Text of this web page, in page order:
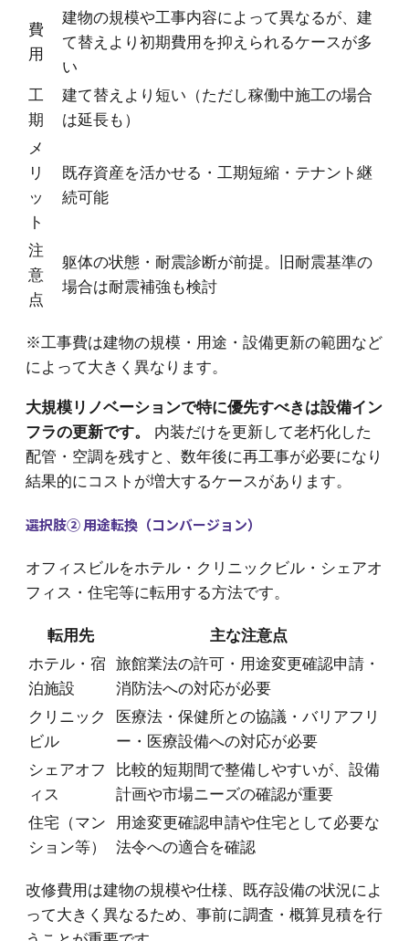
費
用
建物の規模や工事内容によって異なるが、建
て替えより初期費用を抑えられるケースが多
い
工
期
建て替えより短い（ただし稼働中施工の場合
は延長も）
メ
リ
ッ
ト
既存資産を活かせる・工期短縮・テナント継
続可能
注
意
点
躯体の状態・耐震診断が前提。旧耐震基準の
場合は耐震補強も検討
※工事費は建物の規模・用途・設備更新の範囲など
によって大きく異なります。
大規模リノベーションで特に優先すべきは設備イン
フラの更新です。
内装だけを更新して老朽化した
配管・空調を残すと、数年後に再工事が必要になり
結果的にコストが増大するケースがあります。
選択肢② 用途転換（コンバージョン）
オフィスビルをホテル・クリニックビル・シェアオ
フィス・住宅等に転用する方法です。
転用先
主な注意点
ホテル・宿
泊施設
旅館業法の許可・用途変更確認申請・
消防法への対応が必要
クリニック
ビル
医療法・保健所との協議・バリアフリ
ー・医療設備への対応が必要
シェアオフ
ィス
比較的短期間で整備しやすいが、設備
計画や市場ニーズの確認が重要
住宅（マン
ション等）
用途変更確認申請や住宅として必要な
法令への適合を確認
改修費用は建物の規模や仕様、既存設備の状況によ
って大きく異なるため、事前に調査・概算見積を行